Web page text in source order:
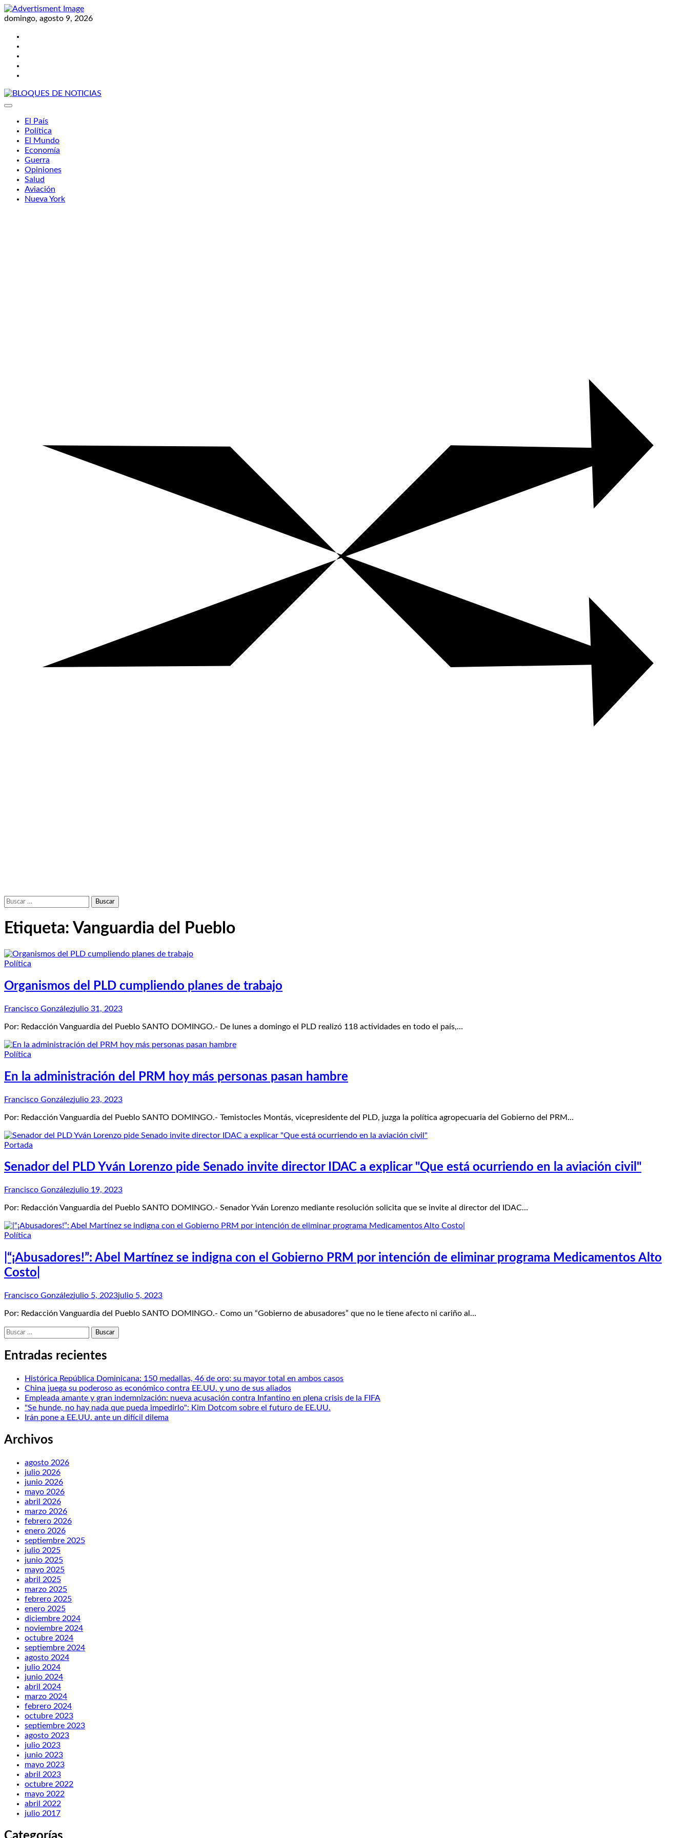
Skip
to
domingo, agosto 9, 2026
El País
Política
El Mundo
Economía
Guerra
Opiniones
Salud
Aviación
Nueva York
Buscar:
Etiqueta: Vanguardia del Pueblo
Política
Organismos del PLD cumpliendo planes de trabajo
Francisco Gonzálezjulio 31, 2023
Por: Redacción Vanguardia del Pueblo SANTO DOMINGO.- De lunes a domingo el PLD realizó 118 actividades en todo el país,…
Política
En la administración del PRM hoy más personas pasan hambre
Francisco Gonzálezjulio 23, 2023
Por: Redacción Vanguardia del Pueblo SANTO DOMINGO.- Temistocles Montás, vicepresidente del PLD, juzga la política agropecuaria del Gobierno del PRM…
Portada
Senador del PLD Yván Lorenzo pide Senado invite director IDAC a explicar "Que está ocurriendo en la aviación civil"
Francisco Gonzálezjulio 19, 2023
Por: Redacción Vanguardia del Pueblo SANTO DOMINGO.- Senador Yván Lorenzo mediante resolución solicita que se invite al director del IDAC…
Política
|“¡Abusadores!”: Abel Martínez se indigna con el Gobierno PRM por intención de eliminar programa Medicamentos Alto
Costo|
Francisco Gonzálezjulio 5, 2023julio 5, 2023
Por: Redacción Vanguardia del Pueblo SANTO DOMINGO.- Como un “Gobierno de abusadores” que no le tiene afecto ni cariño al…
Buscar:
Entradas recientes
Histórica República Dominicana: 150 medallas, 46 de oro; su mayor total en ambos casos
China juega su poderoso as económico contra EE.UU. y uno de sus aliados
Empleada amante y gran indemnización: nueva acusación contra Infantino en plena crisis de la FIFA
"Se hunde, no hay nada que pueda impedirlo": Kim Dotcom sobre el futuro de EE.UU.
Irán pone a EE.UU. ante un difícil dilema
Archivos
agosto 2026
julio 2026
junio 2026
mayo 2026
abril 2026
marzo 2026
febrero 2026
enero 2026
septiembre 2025
julio 2025
junio 2025
mayo 2025
abril 2025
marzo 2025
febrero 2025
enero 2025
diciembre 2024
noviembre 2024
octubre 2024
septiembre 2024
agosto 2024
julio 2024
junio 2024
abril 2024
marzo 2024
febrero 2024
octubre 2023
septiembre 2023
agosto 2023
julio 2023
junio 2023
mayo 2023
abril 2023
octubre 2022
mayo 2022
abril 2022
julio 2017